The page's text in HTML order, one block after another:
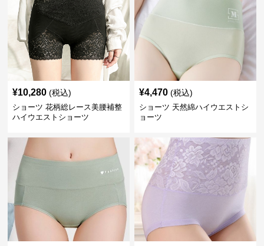
¥10,280 (税込)
ショーツ 花柄総レース美腰補整
ハイウエストショーツ
¥4,470 (税込)
ショーツ 天然綿ハイウエストシ
ョーツ